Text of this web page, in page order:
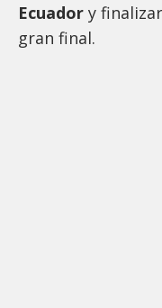
Ecuador y
gran final.